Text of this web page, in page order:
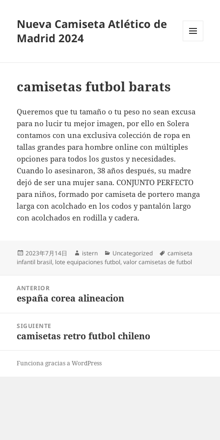
Nueva Camiseta Atlético de
Madrid 2024
camisetas futbol barats
Queremos que tu tamaño o tu peso no sean excusa
para no lucir tu mejor imagen, por ello en Solera
contamos con una exclusiva colección de ropa en
tallas grandes para hombre online con múltiples
opciones para todos los gustos y necesidades.
Cuando lo asesinaron, 38 años después, su madre
dejó de ser una mujer sana. CONJUNTO PERFECTO
para niños, formado por camiseta de portero manga
larga con acolchado en los codos y pantalón largo
con acolchados en rodilla y cadera.
Publicado
el
2023年7月14日 Autor
istern Categorías
Uncategorized Etiquetas
camiseta
infantil brasil, lote equipaciones futbol,valor camisetas de futbol
entradas
ANTERIOR
Entrada
españa corea alineacion
SIGUIENTE
Entrada
camisetas retro futbol chileno
Funciona gracias a WordPress